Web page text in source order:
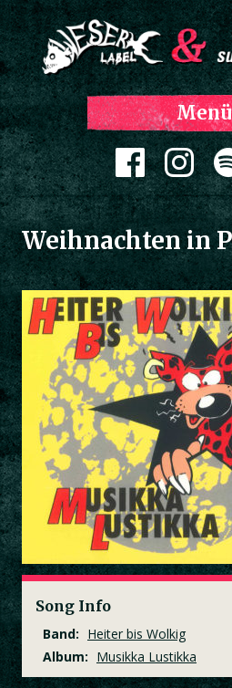
Menü
Weihnachten in
Song Info
Band: Heiter bis Wolkig
Album: Musikka Lustikka